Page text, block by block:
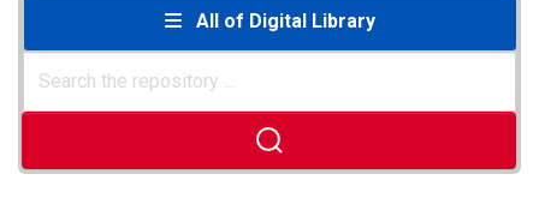
All of Digital Library